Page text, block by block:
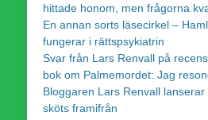
hittade honom, men frågorna
En annan sorts läsecirkel –
fungerar i rättspsykiatrin
Svar från Lars Renvall på
bok om Palmemordet: Jag
Bloggaren Lars Renvall
sköts framifrån